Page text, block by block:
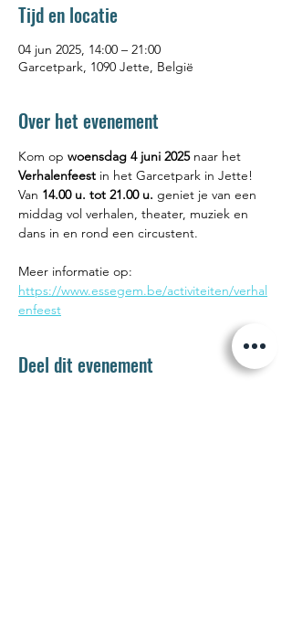
Tijd en locatie
04 jun 2025, 14:00 – 21:00
Garcetpark, 1090 Jette, België
Over het evenement
Kom op woensdag 4 juni 2025 naar het
Verhalenfeest in het Garcetpark in Jette!
Van 14.00 u. tot 21.00 u. geniet je van een
middag vol verhalen, theater, muziek en
dans in en rond een circustent.
Meer informatie op:
https://www.essegem.be/activiteiten/verhal
enfeest
Deel dit evenement